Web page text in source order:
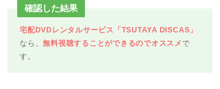
確認した結果
宅配DVDレンタルサービス「TSUTAYA DISCAS」
なら、無料視聴することができるのでオススメ で
す。